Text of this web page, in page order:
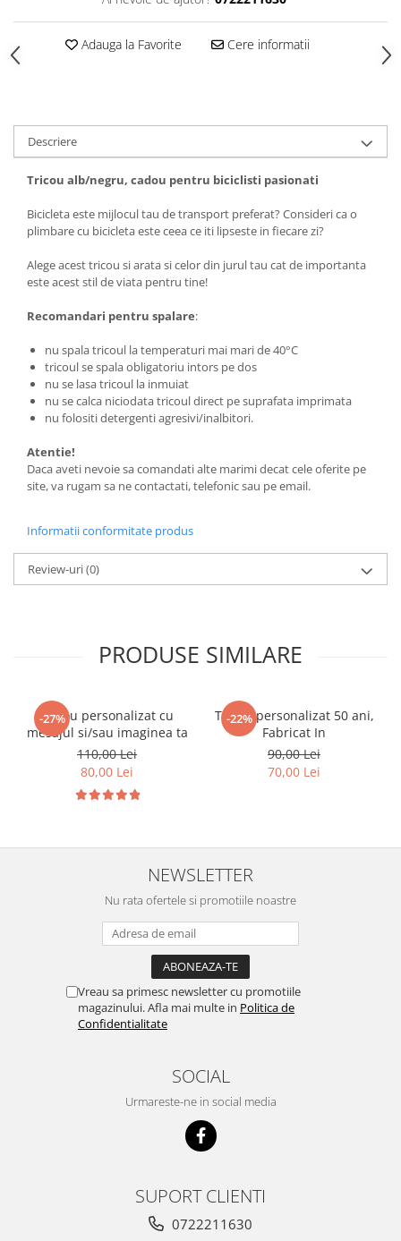
Tricouri offroad
Tricouri biciclisti
Tricouri biciclisti
Tricouri biciclisti downhill
Tricouri skateboard
Tricouri sport/fitness
Tricouri yoga
Adauga la Favorite Cere informatii
Descriere
Tricou alb/negru, cadou pentru biciclisti pasionati
Bicicleta este mijlocul tau de transport preferat? Consideri ca o
plimbare cu bicicleta este ceea ce iti lipseste in fiecare zi?
Alege acest tricou si arata si celor din jurul tau cat de importanta
este acest stil de viata pentru tine!
Recomandari pentru spalare:
nu spala tricoul la temperaturi mai mari de 40°C
tricoul se spala obligatoriu intors pe dos
nu se lasa tricoul la inmuiat
nu se calca niciodata tricoul direct pe suprafata imprimata
nu folositi detergenti agresivi/inalbitori.
Atentie!
Daca aveti nevoie sa comandati alte marimi decat cele oferite pe
site, va rugam sa ne contactati, telefonic sau pe email.
Informatii conformitate produs
Review-uri(0)
PRODUSE SIMILARE
-27%
Tricou personalizat cu
mesajul si/sau imaginea ta
110,00 Lei
80,00 Lei
-22%
Tricou personalizat 50 ani,
Fabricat In
90,00 Lei
70,00 Lei
NEWSLETTER
Nu rata ofertele si promotiile noastre
Vreau sa primesc newsletter cu promotiile
magazinului. Afla mai multe in Politica de
Confidentialitate
SOCIAL
Urmareste-ne in social media
SUPORT CLIENTI
0722211630